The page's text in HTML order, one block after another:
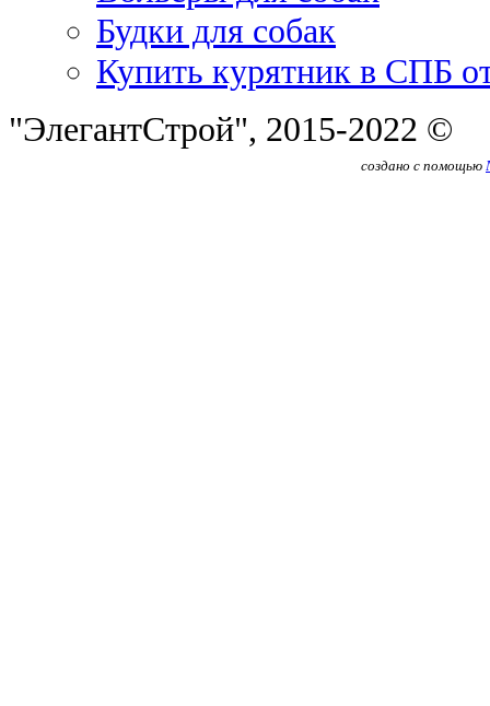
Будки для собак
Купить курятник в СПБ
"ЭлегантСтрой", 2015-2022 ©
создано с помощью